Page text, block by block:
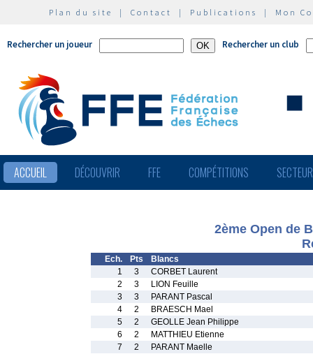
Plan du site | Contact | Publications | Mon
Rechercher un joueur Rechercher un club
ACCUEIL DÉCOUVRIR FFE COMPÉTITIONS
2ème Open de
Ech. Pts
Blancs
1
3
CORBET Laurent
2
3
LION Feuille
3
3
PARANT Pascal
4
2
BRAESCH Mael
5
2
GEOLLE Jean Philippe
6
2
MATTHIEU Etienne
7
2
PARANT Maelle